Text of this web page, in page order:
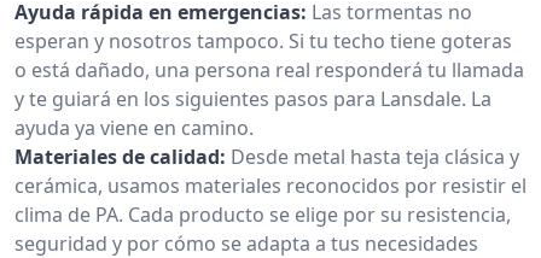
Ayuda rápida en emergencias: Las tormentas no
esperan y nosotros tampoco. Si tu techo tiene goteras
o está dañado, una persona real responderá tu llamada
y te guiará en los siguientes pasos para Lansdale. La
ayuda ya viene en camino.
Materiales de calidad: Desde metal hasta teja clásica y
cerámica, usamos materiales reconocidos por resistir el
clima de PA. Cada producto se elige por su resistencia,
seguridad y por cómo se adapta a tus necesidades